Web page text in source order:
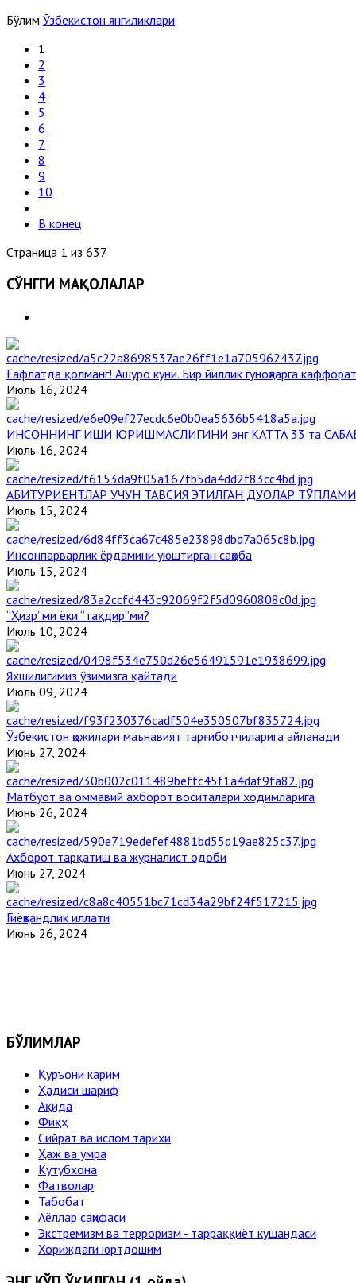
Бўлим Ўзбекистон янгиликлари
1
2
3
4
5
6
7
8
9
10
В конец
Страница 1 из 637
СЎНГГИ МАҚОЛАЛАР
Ғафлатда қолманг! Ашуро куни. Бир йиллик гуноҳларга
Июль 16, 2024
ИНСОННИНГ ИШИ ЮРИШМАСЛИГИНИ энг КАТТА 33 та
Июль 16, 2024
АБИТУРИЕНТЛАР УЧУН ТАВСИЯ ЭТИЛГАН ДУОЛАР ТЎПЛАМИ
Июль 15, 2024
Инсонпарварлик ёрдамини уюштирган саҳоба
Июль 15, 2024
“Ҳизр”ми ёки “тақдир”ми?
Июль 10, 2024
Яхшилигимиз ўзимизга қайтади
Июль 09, 2024
Ўзбекистон ҳожилари маънавият тарғиботчиларига айланади
Июнь 27, 2024
Матбуот ва оммавий ахборот воситалари ходимларига
Июнь 26, 2024
Ахборот тарқатиш ва журналист одоби
Июнь 27, 2024
Гиёҳвандлик иллати
Июнь 26, 2024
БЎЛИМЛАР
Қуръони карим
Ҳадиси шариф
Ақида
Фиқҳ
Сийрат ва ислом тарихи
Ҳаж ва умра
Кутубхона
Фатволар
Табобат
Аёллар саҳифаси
Экстремизм ва терроризм - тарраққиёт кушандаси
Хориждаги юртдошим